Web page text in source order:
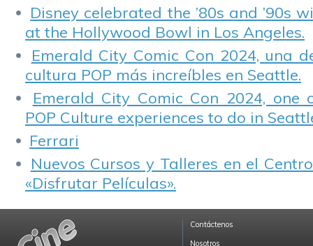
Disney celebrated the ’80s and ’90s
at the Hollywood Bowl in Los Angeles.
Emerald City Comic Con 2024, una
cultura POP más increíbles en Seattle.
Emerald City Comic Con 2024,
POP Culture experiences to do in
Ferrari
Nuevos Cursos y Talleres en el
«Disfrutar Películas».
Contáctenos
Nosotros